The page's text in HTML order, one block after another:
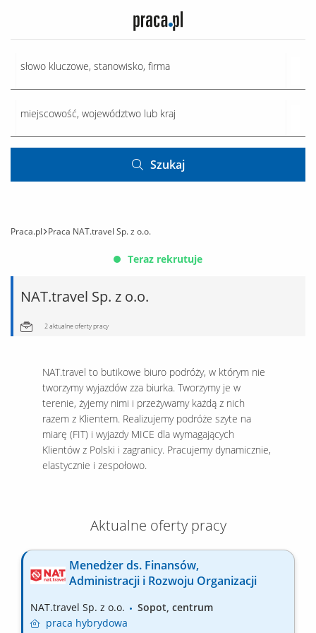
Szukaj
Praca.pl Praca NAT.travel Sp. z o.o.
Teraz rekrutuje
NAT.travel Sp. z o.o.
2 aktualne oferty pracy
NAT.travel to butikowe biuro podróży, w którym nie
tworzymy wyjazdów zza biurka. Tworzymy je w
terenie, żyjemy nimi i przeżywamy każdą z nich
razem z Klientem. Realizujemy podróże szyte na
miarę (FIT) i wyjazdy MICE dla wymagających
Klientów z Polski i zagranicy. Pracujemy dynamicznie,
elastycznie i zespołowo.
Aktualne oferty pracy
Menedżer ds. Finansów,
Administracji i Rozwoju Organizacji
NAT.travel Sp. z o.o.
Sopot, centrum
praca hybrydowa